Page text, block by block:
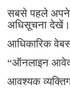
सबसे पहले अपने
अधिसूचना देखें।
आधिकारिक
“ऑनलाइन
आवश्यक